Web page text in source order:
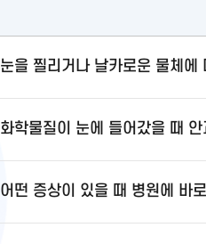
눈을 찔리거나 날카로운 물체
화학물질이 눈에 들어갔을 때
어떤 증상이 있을 때 병원에 바